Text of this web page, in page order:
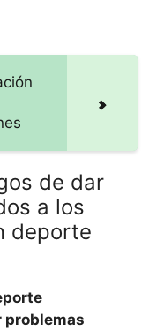
de dar
a los
deporte